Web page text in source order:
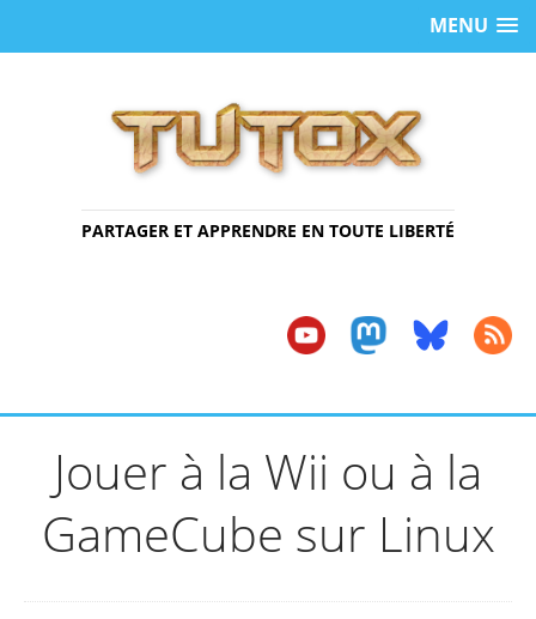
MENU
PARTAGER ET APPRENDRE EN TOUTE LIBERTÉ
Jouer à la Wii ou à la
GameCube sur Linux